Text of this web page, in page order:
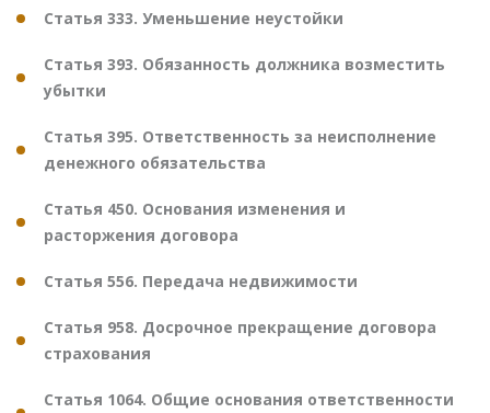
Статья 333. Уменьшение неустойки
Статья 393. Обязанность должника возместить
убытки
Статья 395. Ответственность за неисполнение
денежного обязательства
Статья 450. Основания изменения и
расторжения договора
Статья 556. Передача недвижимости
Статья 958. Досрочное прекращение договора
страхования
Статья 1064. Общие основания ответственности